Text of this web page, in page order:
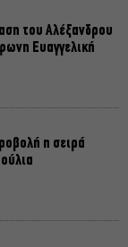
του Αλέξανδρου
Ευαγγελική
η σειρά